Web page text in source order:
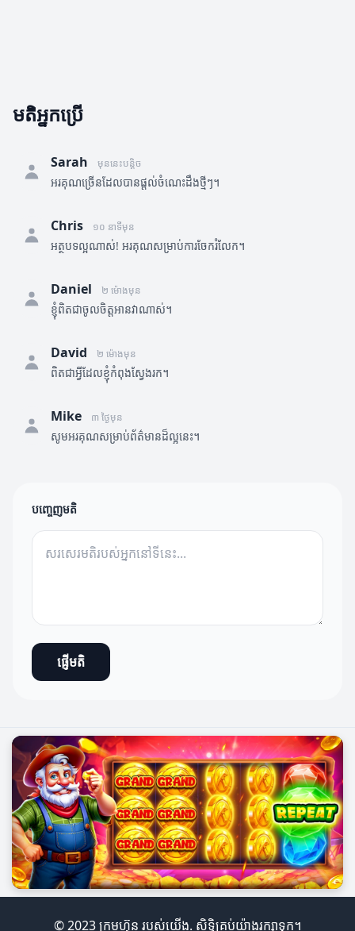
មតិអ្នកប្រើ
Sarah មុននេះបន្តិច
អរគុណច្រើនដែលបានផ្តល់ចំណេះដឹងថ្មីៗ។
Chris ១០ នាទីមុន
អត្ថបទល្អណាស់! អរគុណសម្រាប់ការចែករំលែក។
Daniel ២ ម៉ោងមុន
ខ្ញុំពិតជាចូលចិត្តអានវាណាស់។
David ២ ម៉ោងមុន
ពិតជាអ្វីដែលខ្ញុំកំពុងស្វែងរក។
Mike ៣ ថ្ងៃមុន
សូមអរគុណសម្រាប់ព័ត៌មានដ៏ល្អនេះ។
បញ្ចេញមតិ
ផ្ញើមតិ
© 2023 ក្រុមហ៊ុន របស់យើង. សិទ្ធិគ្រប់យ៉ាងរក្សាទុក។